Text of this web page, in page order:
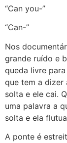
“Can you-”
“Can-”
Nos
grande ruído e
queda livre
que tem a dizer
solta e ele cai.
uma palavra a
solta e ela
A ponte é